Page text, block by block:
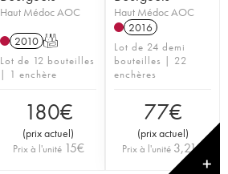
Haut Médoc AOC
2010 T
Lot de 12 bouteilles
| 1 enchère
180€
(prix actuel)
Prix à l'unité 15€
Haut Médoc AOC
2016
Lot de 24 demi
bouteilles | 22
enchères
77€
(prix actuel)
Prix à l'unité 3,21€
✕